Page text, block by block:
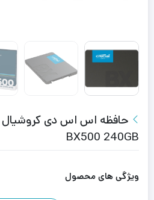
BX500 240GB
ویژگی های محصول